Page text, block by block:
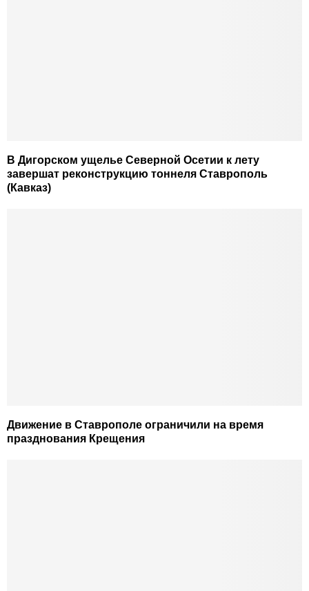
В Дигорском ущелье Северной Осетии к лету
завершат реконструкцию тоннеля Ставрополь
(Кавказ)
Движение в Ставрополе ограничили на время
празднования Крещения